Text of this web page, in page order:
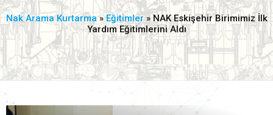
Nak Arama Kurtarma»Eğitimler» NAK Eskişehir Birimimiz İlk
Yardım Eğitimlerini Aldı